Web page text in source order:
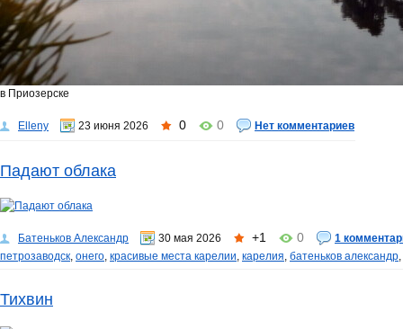
в Приозерске
Elleny 23 июня 2026 0 0 Нет комментариев
Падают облака
Батеньков Александр 30 мая 2026 +1 0
1
петрозаводск, онего, красивые места карелии, карелия, батеньков александр,
Тихвин